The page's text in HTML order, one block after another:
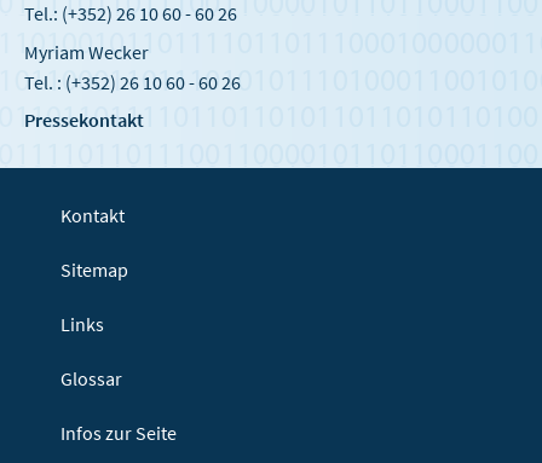
Tel.: (+352) 26 10 60 - 60 26
Myriam Wecker
Tel. : (+352) 26 10 60 - 60 26
Pressekontakt
Kontakt
Sitemap
Links
Glossar
Infos zur Seite